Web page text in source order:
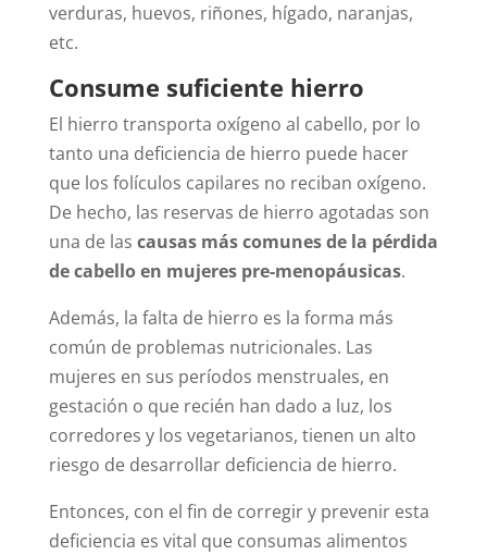
verduras, huevos, riñones, hígado, naranjas,
etc.
Consume suficiente hierro
El hierro transporta oxígeno al cabello, por lo
tanto una deficiencia de hierro puede hacer
que los folículos capilares no reciban oxígeno.
De hecho, las reservas de hierro agotadas son
una de las causas más comunes de la pérdida
de cabello en mujeres pre-menopáusicas.
Además, la falta de hierro es la forma más
común de problemas nutricionales. Las
mujeres en sus períodos menstruales, en
gestación o que recién han dado a luz, los
corredores y los vegetarianos, tienen un alto
riesgo de desarrollar deficiencia de hierro.
Entonces, con el fin de corregir y prevenir esta
deficiencia es vital que consumas alimentos